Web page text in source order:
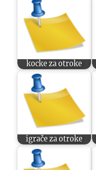
kocke za otroke
igrače za otroke